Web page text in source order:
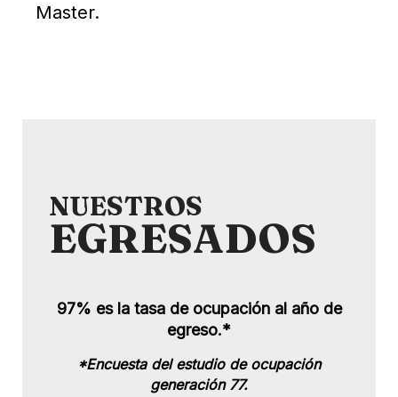
Master.
NUESTROS
EGRESADOS
97% es la tasa de ocupación al año de
egreso.*
*Encuesta del estudio de ocupación
generación 77.